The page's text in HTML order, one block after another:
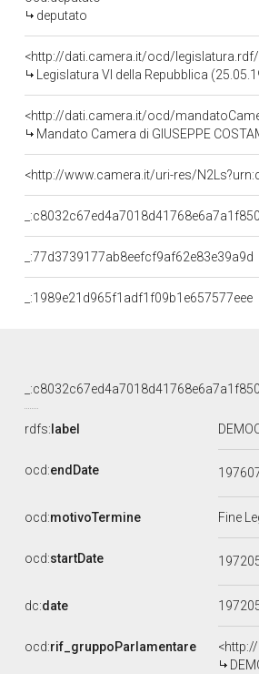
deputato
<http://dati.camera.it/ocd/
Legislatura VI della Repubblica
<http://dati.camera.it/ocd/
Mandato Camera di GIUSEPPE
<http://www.camera.it/uri-res/
_:c8032c67ed4a7018d41768e6a7a1f850
_:77d3739177ab8eefcf9af62e83e39a9d
_:1989e21d965f1adf1f09b1e657577eee
_:c8032c67ed4a7018d41768e6a7a1f850
rdfs: label
ocd:endDate
ocd:motivoTermine Fine
ocd:startDate
dc:date
ocd:rif_gruppoParlamentare